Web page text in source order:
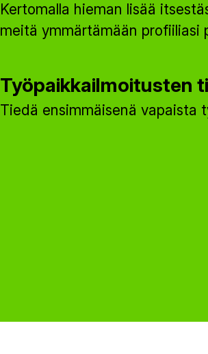
Kertomalla hieman lisää
meitä ymmärtämään profiiliasi
Työpaikkailmoitusten
Tiedä ensimmäisenä vapaista